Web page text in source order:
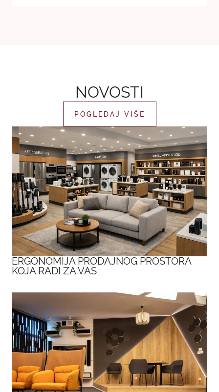
NOVOSTI
POGLEDAJ VIŠE
ERGONOMIJA PRODAJNOG PROSTORA
KOJA RADI ZA VAS